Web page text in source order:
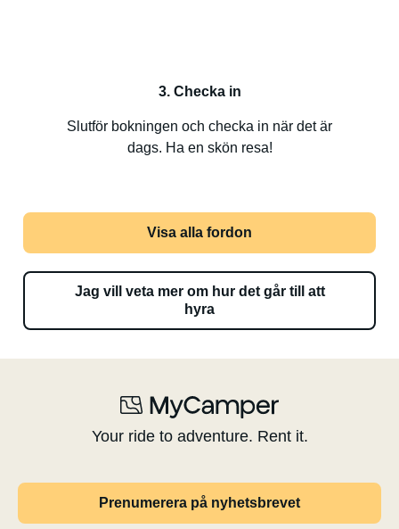
3. Checka in
Slutför bokningen och checka in när det är
dags. Ha en skön resa!
Visa alla fordon
Jag vill veta mer om hur det går till att
hyra
Your ride to adventure. Rent it.
Prenumerera på nyhetsbrevet